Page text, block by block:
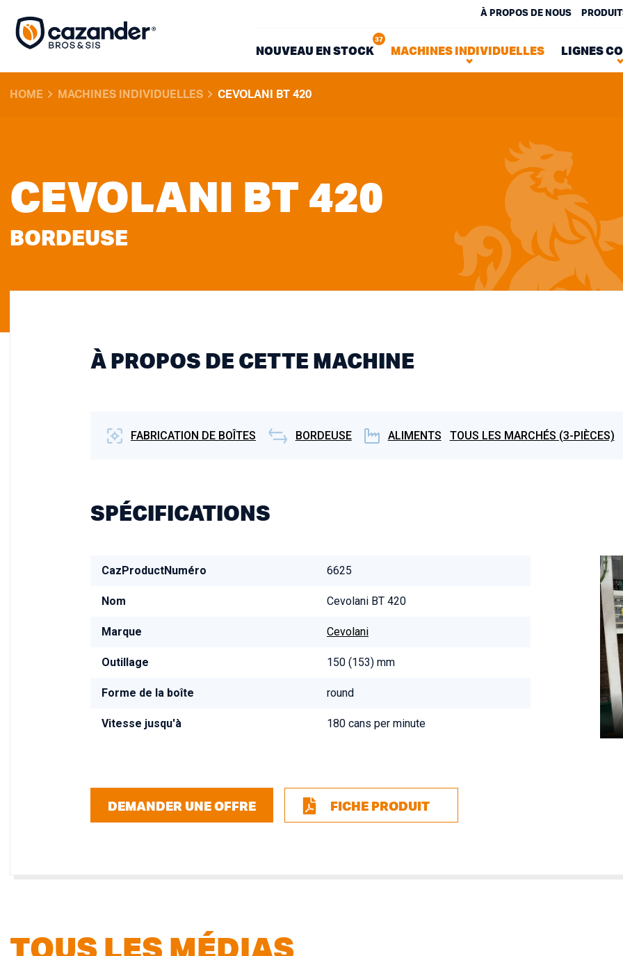
À PROPOS DE NOUS
NOUVEAU EN STOCK
37
MACHINES INDIVIDUELLES LIGNES
HOME MACHINES INDIVIDUELLES CEVOLANI BT 420
CEVOLANI BT 420
BORDEUSE
À PROPOS DE CETTE MACHINE
FABRICATION DE BOÎTES BORDEUSE ALIMENTS TOUS LES MARCHÉS (3-PIÈCES)
SPÉCIFICATIONS
CazProductNuméro 6625
Nom Cevolani BT 420
Marque Cevolani
Outillage 150 (153) mm
Forme de la boîte round
Vitesse jusqu'à 180 cans per minute
DEMANDER UNE OFFRE FICHE PRODUIT
TOUS LES MÉDIAS